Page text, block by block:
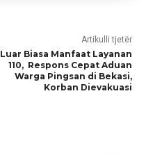
Artikulli tjetër
Luar Biasa Manfaat Layanan
110, Respons Cepat Aduan
Warga Pingsan di Bekasi,
Korban Dievakuasi